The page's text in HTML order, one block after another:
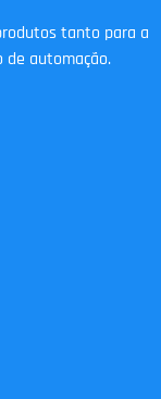
tanto para a
de automação.